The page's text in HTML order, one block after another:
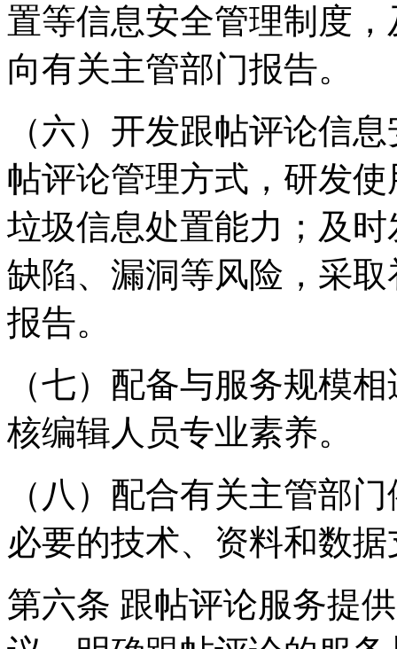
置等信息安全管理制度
向有关主管部门报告。
（六）开发跟帖评论信
帖评论管理方式，研发
垃圾信息处置能力；及
缺陷、漏洞等风险，采
报告。
（七）配备与服务规模
核编辑人员专业素养。
（八）配合有关主管部
必要的技术、资料和数
第六条 跟帖评论服务提